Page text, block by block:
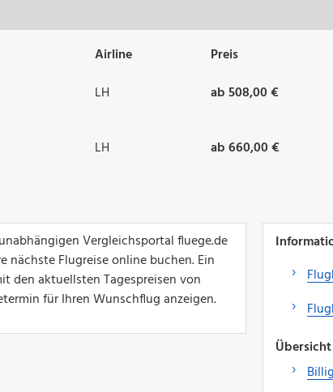
Airline Preis
LH ab 508,00 €
LH ab 660,00 €
Vergleichsportal fluege.de
nächste Flugreise online buchen. Ein
den aktuellsten Tagespreisen von
für Ihren Wunschflug anzeigen.